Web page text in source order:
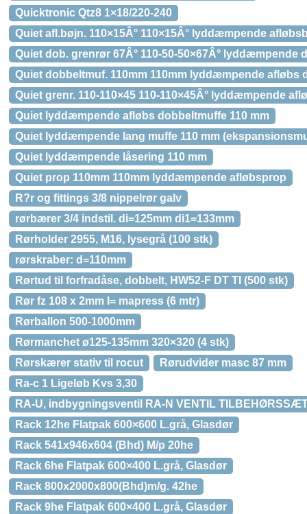
Quicktronic Qtz8 1×18/220-240
Quiet afl.bøjn. 110×15Â° 110×15Â° lyddæmpende
Quiet dob. grenrør 67Â° 110-50-50×67Â° lyddæmpende
Quiet dobbeltmuf. 110mm 110mm lyddæmpende afløbs
Quiet grenr. 110-110×45 110-110×45Â° lyddæmpende
Quiet lyddæmpende afløbs dobbeltmuffe 110 mm
Quiet lyddæmpende lang muffe 110 mm
Quiet lyddæmpende låsering 110 mm
Quiet prop 110mm 110mm lyddæmpende afløbsprop
R?r og fittings 3/8 nippelrør galv
rørbærer 3/4 indstil. di=125mm di1=133mm
Rørholder 2955, M16, lysegrå (100 stk)
rørskraber: d=110mm
Rørtud til forfradåse, dobbelt, HW52-F DT TI (500 stk)
Rør fz 108 x 2mm l= mapress (6 mtr)
Rørballon 500-1000mm
Rørmanchet ø125-135mm 320×320 (4 stk)
Rørskærer stativ til rocut
Rørudvider masc 87 mm
Ra-c 1 Ligeløb Kvs 3,30
RA-U, indbygningsventil RA-N VENTIL
Rack 12he Flatpak 600×600 L.grå, Glasdør
Rack 541x946x604 (Bhd) M/p 20he
Rack 6he Flatpak 600×400 L.grå, Glasdør
Rack 800x2000x800(Bhd)m/g. 42he
Rack 9he Flatpak 600×400 L.grå, Glasdør